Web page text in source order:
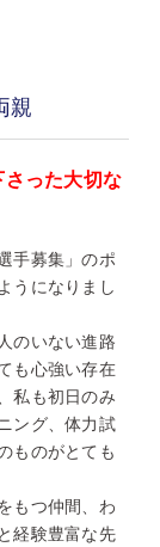
親
さった大切な
手募集」のポ
うになりまし
のいない進路
も心強い存在
私も初日のみ
ング、体力試
ものがとても
もつ仲間、わ
経験豊富な先